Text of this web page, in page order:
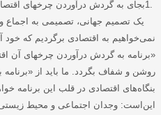
1.بجای به گردش درآوردن چرخهای
یک تصمیم جهانی، تصمیمی به اجماع
نمی‌خواهیم به اقتصادی برگردیم که خود
«برنامه به گردش درآوردن چرخهای آن
روشن و شفاف بگردد. ما باید از «برنامه
بنگاه‌های اقتصادی در قلب این برنامه
این‌است: وجدان اجتماعی و محیط